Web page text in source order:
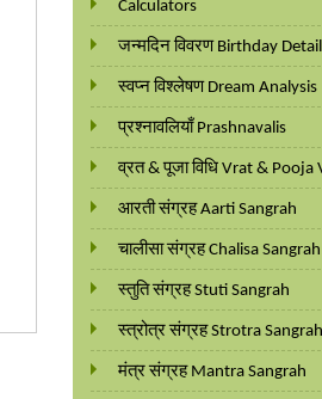
Calculators
जन्मदिन विवरण Birthday
स्वप्न विश्लेषण Dream Analysis
प्रश्नावलियाँ Prashnavalis
व्रत & पूजा विधि Vrat & Pooja
आरती संग्रह Aarti Sangrah
चालीसा संग्रह Chalisa Sangrah
स्तुति संग्रह Stuti Sangrah
स्त्रोत्र संग्रह Strotra
मंत्र संग्रह Mantra Sangrah